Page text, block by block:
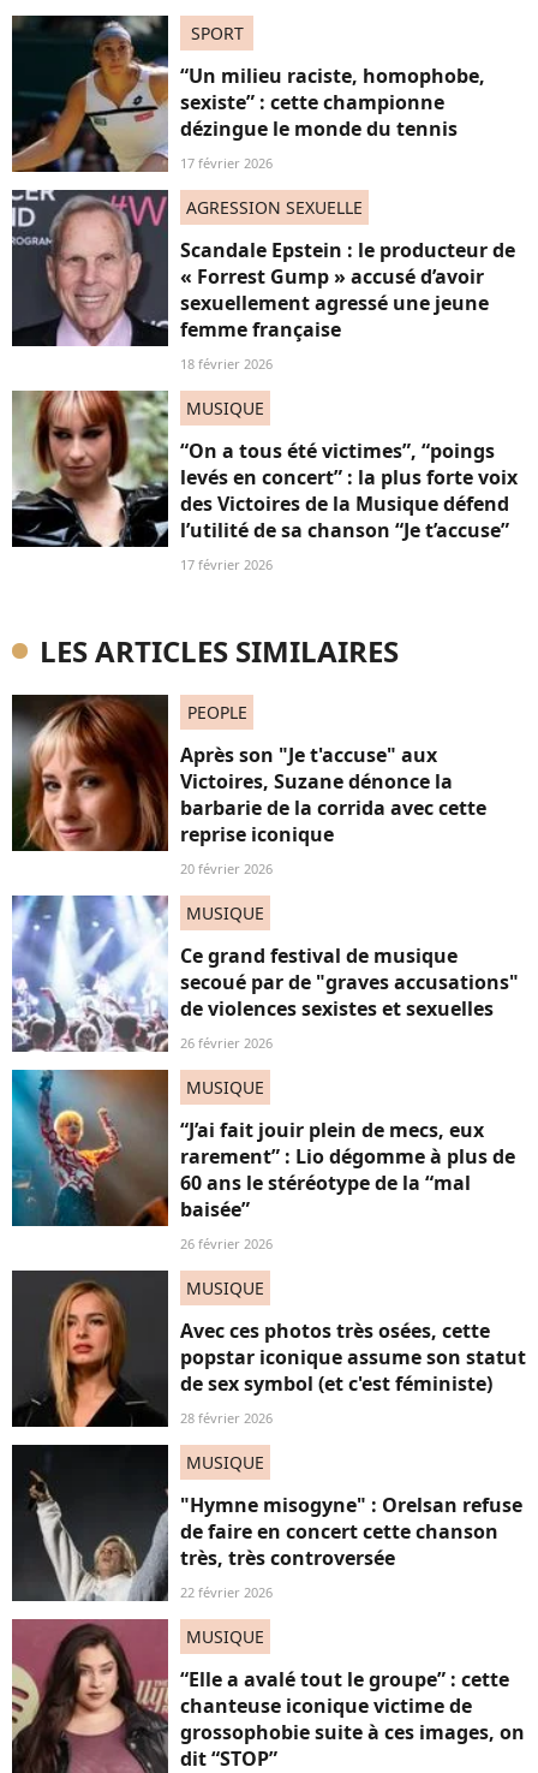
SPORT
“Un milieu raciste, homophobe,
sexiste” : cette championne
dézingue le monde du tennis
17 février 2026
AGRESSION SEXUELLE
Scandale Epstein : le producteur de
« Forrest Gump » accusé d’avoir
sexuellement agressé une jeune
femme française
18 février 2026
MUSIQUE
“On a tous été victimes”, “poings
levés en concert” : la plus forte voix
des Victoires de la Musique défend
l’utilité de sa chanson “Je t’accuse”
17 février 2026
LES ARTICLES SIMILAIRES
PEOPLE
Après son "Je t'accuse" aux
Victoires, Suzane dénonce la
barbarie de la corrida avec cette
reprise iconique
20 février 2026
MUSIQUE
Ce grand festival de musique
secoué par de "graves accusations"
de violences sexistes et sexuelles
26 février 2026
MUSIQUE
“J’ai fait jouir plein de mecs, eux
rarement” : Lio dégomme à plus de
60 ans le stéréotype de la “mal
baisée”
26 février 2026
MUSIQUE
Avec ces photos très osées, cette
popstar iconique assume son statut
de sex symbol (et c'est féministe)
28 février 2026
MUSIQUE
"Hymne misogyne" : Orelsan refuse
de faire en concert cette chanson
très, très controversée
22 février 2026
MUSIQUE
“Elle a avalé tout le groupe” : cette
chanteuse iconique victime de
grossophobie suite à ces images, on
dit “STOP”